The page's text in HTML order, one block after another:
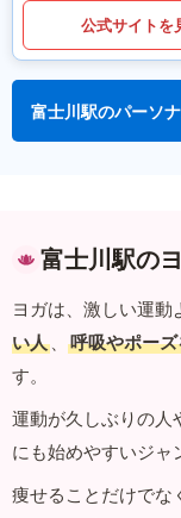
公式サイトを
富士川駅のパーソ
富士川駅の
ヨガは、激しい運動
い人 、 呼吸やポー
す。
運動が久しぶりの人
にも始めやすいジャ
痩せることだけでな